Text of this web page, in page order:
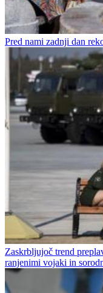
Pred nami zadnji dan
Zaskrbljujoč trend
ranjenimi vojaki in